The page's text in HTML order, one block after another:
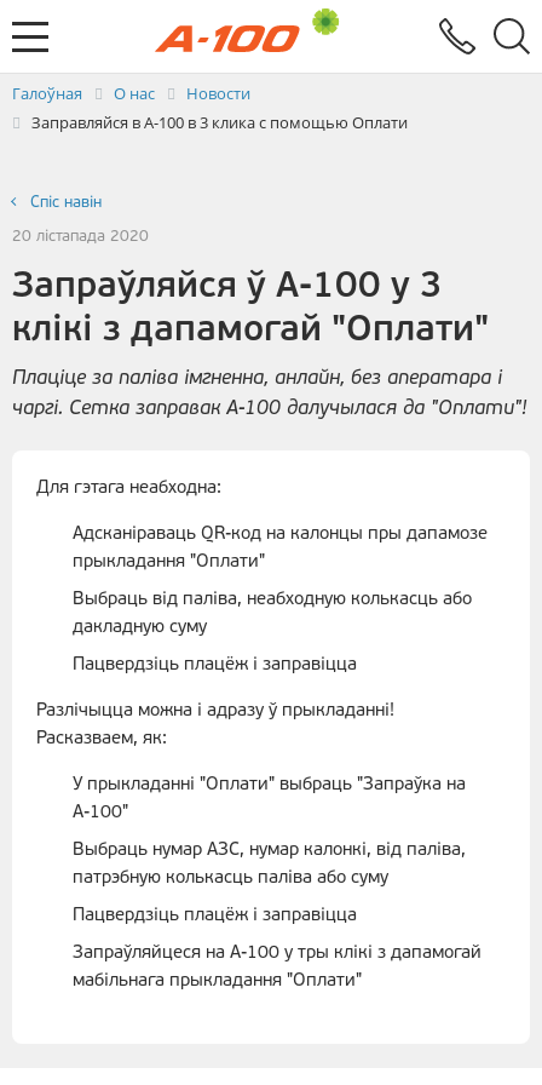
Зваротная сувязь
Паслугi
Заяўка на выстаўленне ЭРФ
Галоўная О нас
Новости
Заправляйся в А-100 в 3 клика с помощью Оплати
Спiс навін
20 лістапада 2020
Запраўляйся ў А-100 у 3
клікі з дапамогай "Оплати"
Плаціце за паліва імгненна, анлайн, без аператара і
чаргі. Сетка заправак А-100 далучылася да "Оплати"!
Для гэтага неабходна:
Адсканіраваць QR-код на калонцы пры дапамозе
прыкладання "Оплати"
Выбраць від паліва, неабходную колькасць або
дакладную суму
Пацвердзіць плацёж і заправіцца
Разлічыцца можна і адразу ў прыкладанні!
Расказваем, як:
У прыкладанні "Оплати" выбраць "Запраўка на
А-100"
Выбраць нумар АЗС, нумар калонкі, від паліва,
патрэбную колькасць паліва або суму
Пацвердзіць плацёж і заправіцца
Запраўляйцеся на А-100 у тры клікі з дапамогай
мабільнага прыкладання "Оплати"